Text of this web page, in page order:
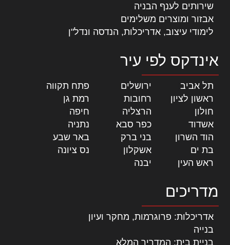
שירותים לענף הבניה
אבזור ומוצרים משלימים
לימודי עיצוב, אדריכלות, הנדסה ונדל"ן
אינדקס לפי עיר
תל אביב ירושלים פתח תקווה
ראשון לציון
רחובות רמת גן
חולון
הרצליה חיפה
אשדוד
כפר סבא נתניה
הוד השרון
בני ברק באר שבע
בת ים
אשקלון נס ציונה
ראש העין
יבנה
מדריכים
אדריכלות: פרוגרמות, מחקר ועיון
בנייה
בניית בית: המדריך המלא